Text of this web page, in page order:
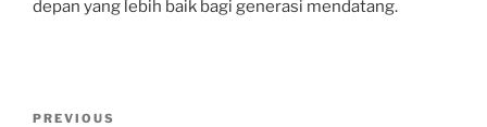
depan yang lebih baik bagi generasi mendatang.
Previous
PREVIOUS